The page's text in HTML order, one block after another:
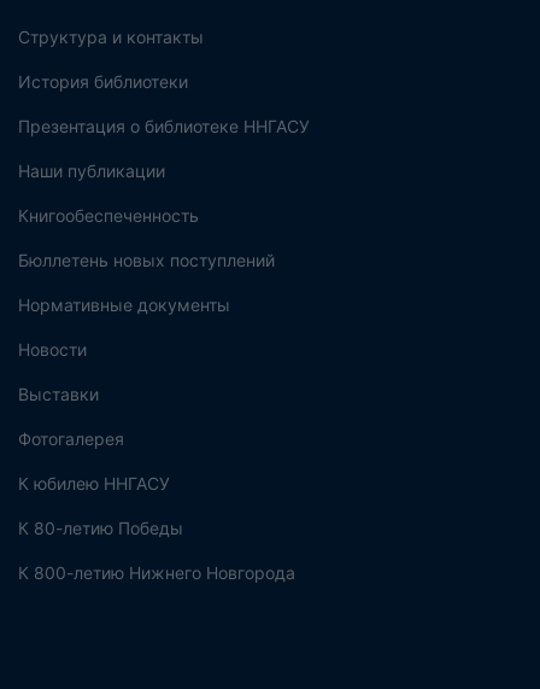
Структура и контакты
История библиотеки
Презентация о библиотеке ННГАСУ
Наши публикации
Книгообеспеченность
Бюллетень новых поступлений
Нормативные документы
Новости
Выставки
Фотогалерея
К юбилею ННГАСУ
К 80-летию Победы
К 800-летию Нижнего Новгорода